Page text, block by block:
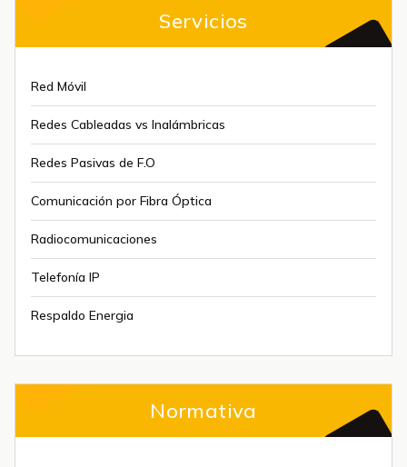
Servicios
Red Móvil
Redes Cableadas vs Inalámbricas
Redes Pasivas de F.O
Comunicación por Fibra Óptica
Radiocomunicaciones
Telefonía IP
Respaldo Energia
Normativa